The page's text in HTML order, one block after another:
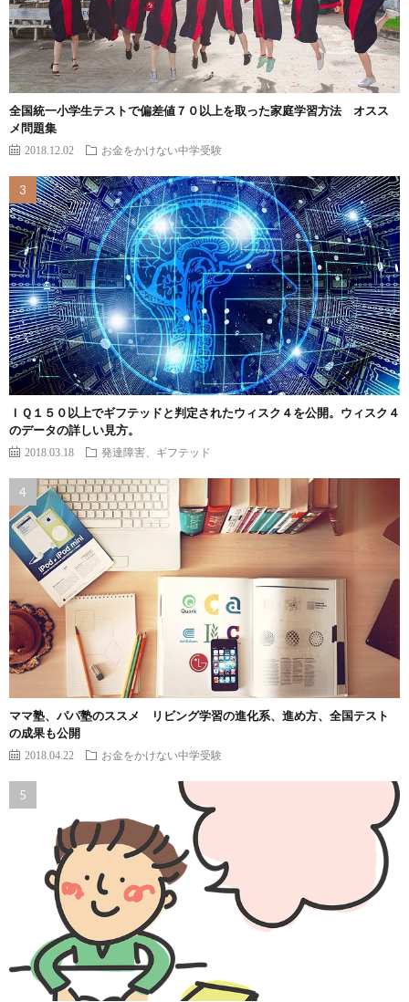
全国統一小学生テストで偏差値７０以上を取った家庭学習方法 オスス
メ問題集
2018.12.02 お金をかけない中学受験
ＩＱ１５０以上でギフテッドと判定されたウィスク４を公開。ウィスク４
のデータの詳しい見方。
2018.03.18 発達障害、ギフテッド
ママ塾、パパ塾のススメ リビング学習の進化系、進め方、全国テスト
の成果も公開
2018.04.22 お金をかけない中学受験